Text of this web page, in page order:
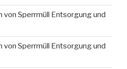
Sperrmüll Entsorgung und
Sperrmüll Entsorgung und